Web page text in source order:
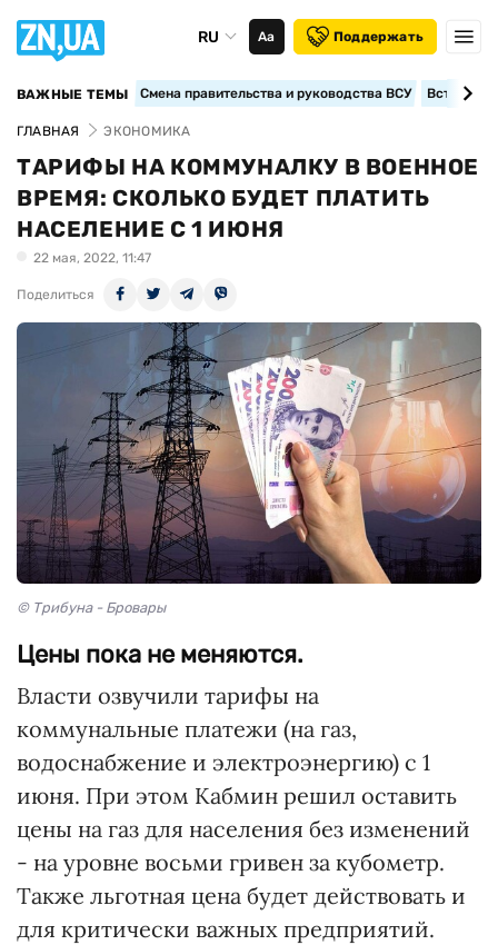
RU Аа Поддержать
ВАЖНЫЕ ТЕМЫ Смена правительства и руководства ВСУ
ГЛАВНАЯ ЭКОНОМИКА
ТАРИФЫ НА КОММУНАЛКУ В ВОЕННОЕ
ВРЕМЯ: СКОЛЬКО БУДЕТ ПЛАТИТЬ
НАСЕЛЕНИЕ С 1 ИЮНЯ
22 мая, 2022, 11:47
Поделиться
© Трибуна - Бровары
Цены пока не меняются.
Власти озвучили тарифы на
коммунальные платежи (на газ,
водоснабжение и электроэнергию) с 1
июня. При этом Кабмин решил оставить
цены на газ для населения без изменений
- на уровне восьми гривен за кубометр.
Также льготная цена будет действовать и
для критически важных предприятий.